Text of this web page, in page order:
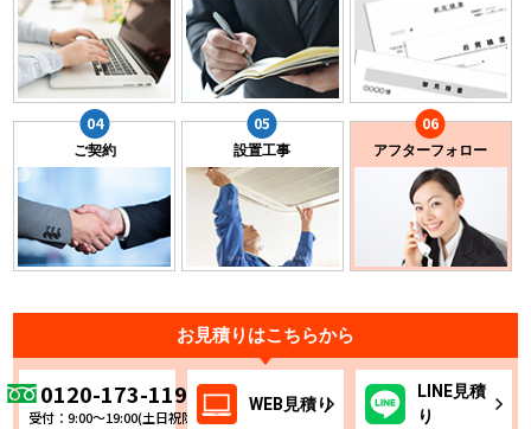
ご契約 設置工事 アフターフォロー
お見積りはこちらから
0120-173-119
受付：9:00～19:00(土日祝除く)
WEB 見積り
LINE見積
り